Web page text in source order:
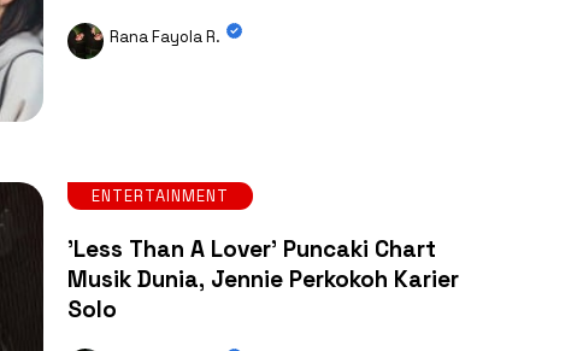
Rana Fayola R.
ENTERTAINMENT
'Less Than A Lover' Puncaki Chart
Musik Dunia, Jennie Perkokoh Karier
Solo